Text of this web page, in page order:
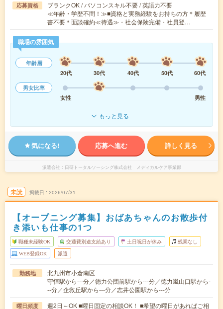
応募資格
ブランクOK / パソコンスキル不要 / 英語力不要
≪年齢・学歴不問！≫■資格と実務経験をお持ちの方＊履歴
書不要＊面談確約≪待遇≫・社会保険完備・社員登…
職場の雰囲気
年齢層
20代
30代 40代 50代
60代
男女比率
女性
男性
もっと見る
気になる! 応募へ進む 詳しく見る
派遣会社 日研トータルソーシング株式会社 メディカルケア事業部
未読 掲載日 2026/07/31
【オープニング募集】おばあちゃんのお散歩付
き添いも仕事の1つ
職種未経験OK 交通費別途支給あり 土日祝日が休み 残業なし
WEB登録OK 派遣
勤務地
北九州市小倉南区
守恒駅から---分／徳力公団前駅から---分／徳力嵐山口駅から-
--分／企救丘駅から---分／志井公園駅から---分
曜日頻度 週2日～OK ■曜日固定の相談OK！ ■希望の曜日があればご相